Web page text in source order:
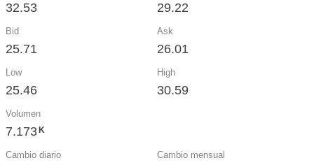
32.53 29.22
Bid
25.71
Ask
26.01
Low
25.46
High
30.59
Volumen
7.173 K
Cambio diario Cambio mensual